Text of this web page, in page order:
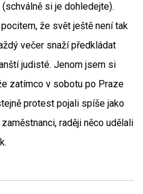
si je dohledejte).
že svět ještě není tak
večer snaží předkládat
judisté. Jenom jsem si
zatímco v sobotu po Praze
protest pojali spíše jako
raději něco udělali